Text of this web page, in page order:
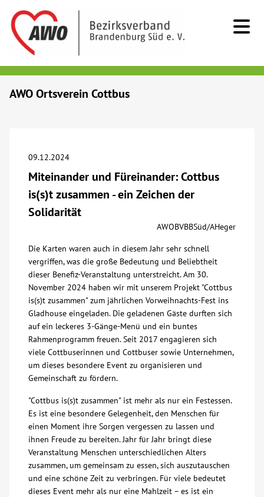
Beratung & Hilfe
Begegnung
Bildung
Über uns
Veranstaltungen
Spenden
Karriere
Ausbildung
Glossar
AWO Ortsverein Cottbus
09.12.2024
Miteinander und Füreinander: Cottbus
is(s)t zusammen - ein Zeichen der
Solidarität
AWOBVBBSüd/AHeger
Die Karten waren auch in diesem Jahr sehr schnell
vergriffen, was die große Bedeutung und Beliebtheit
dieser Benefiz-Veranstaltung unterstreicht. Am 30.
November 2024 haben wir mit unserem Projekt "Cottbus
is(s)t zusammen" zum jährlichen Vorweihnachts-Fest ins
Gladhouse eingeladen. Die geladenen Gäste durften sich
auf ein leckeres 3-Gänge-Menü und ein buntes
Rahmenprogramm freuen. Seit 2017 engagieren sich
viele Cottbuserinnen und Cottbuser sowie Unternehmen,
um dieses besondere Event zu organisieren und
Gemeinschaft zu fördern.
"Cottbus is(s)t zusammen" ist mehr als nur ein Festessen.
Es ist eine besondere Gelegenheit, den Menschen für
einen Moment ihre Sorgen vergessen zu lassen und
ihnen Freude zu bereiten. Jahr für Jahr bringt diese
Veranstaltung Menschen unterschiedlichen Alters
zusammen, um gemeinsam zu essen, sich auszutauschen
und eine schöne Zeit zu verbringen. Für viele bedeutet
dieses Event mehr als nur eine Mahlzeit – es ist ein